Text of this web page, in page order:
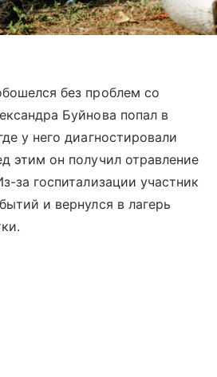
без проблем со
Буйнова попал в
у него диагностировали
этим он получил отравление
за госпитализации участник
и вернулся в лагерь